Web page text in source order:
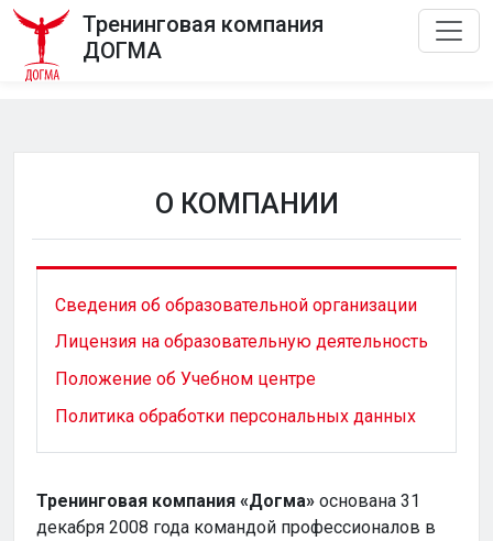
Тренинговая компания
ДОГМА
О КОМПАНИИ
Тренинговая компания «Догма» основана 31
декабря 2008 года командой профессионалов в
Сведения об образовательной организации
Лицензия на образовательную деятельность
Положение об Учебном центре
Политика обработки персональных данных